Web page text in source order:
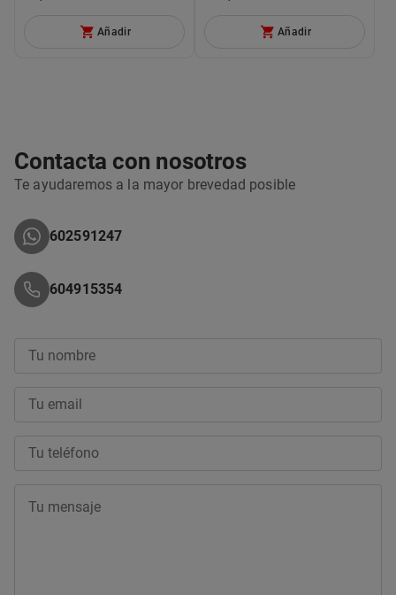
Añadir Añadir
Contacta con nosotros
Te ayudaremos a la mayor brevedad posible
602591247
604915354